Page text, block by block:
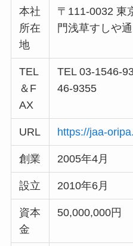
本社
所在
地
〒111-0032 東
門浅草すしや
TEL
＆F
AX
TEL 03-1546-
46-9355
URL https://jaa-
創業 2005年4月
設立 2010年6月
資本
金
50,000,000円